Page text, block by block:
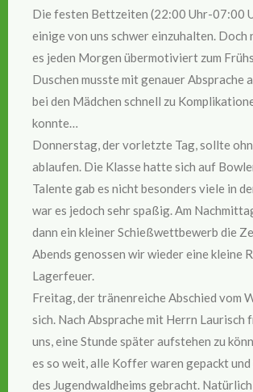
Die festen Bettzeiten (22:00 Uhr-07:00
einige von uns schwer einzuhalten.
es jeden Morgen übermotiviert zum
Duschen musste mit genauer Absprache
bei den Mädchen schnell zu
konnte…
Donnerstag, der vorletzte Tag, sollte
ablaufen. Die Klasse hatte sich auf
Talente gab es nicht besonders viele in
war es jedoch sehr spaßig. Am
dann ein kleiner Schießwettbewerb die
Abends genossen wir wieder eine kleine
Lagerfeuer.
Freitag, der tränenreiche Abschied vom
sich. Nach Absprache mit Herrn Laurisch
uns, eine Stunde später aufstehen zu
es so weit, alle Koffer waren gepackt und
des Jugendwaldheims gebracht.